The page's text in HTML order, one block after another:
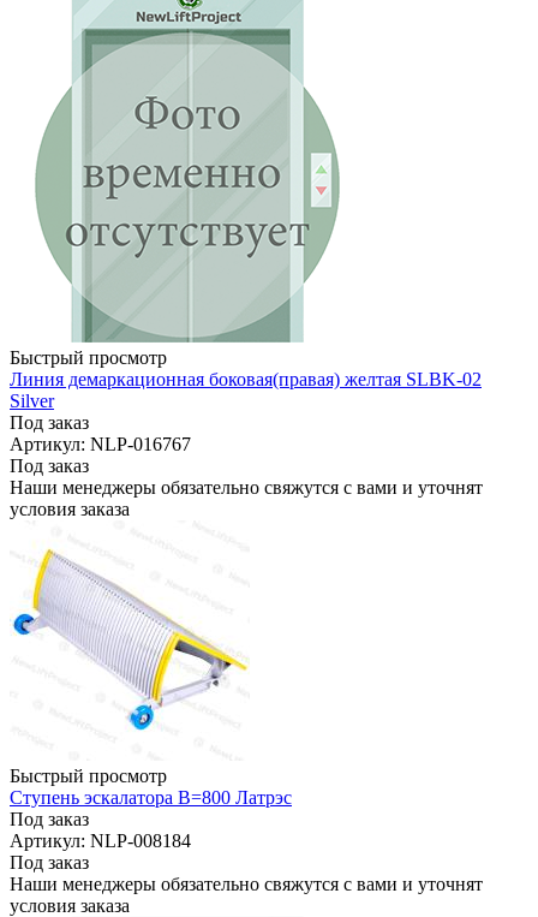
Быстрый просмотр
Линия демаркационная боковая(правая) желтая SLBK-02
Silver
Под заказ
Артикул: NLP-016767
Под заказ
Наши менеджеры обязательно свяжутся с вами и уточнят
условия заказа
Быстрый просмотр
Ступень эскалатора B=800 Латрэс
Под заказ
Артикул: NLP-008184
Под заказ
Наши менеджеры обязательно свяжутся с вами и уточнят
условия заказа